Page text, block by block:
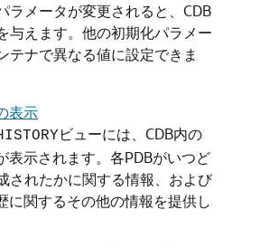
ラメータが変更されると、CDB
与えます。他の初期化パラメー
テナで異なる値に設定できま
表示
ビューには、CDB内の
表示されます。各PDBがいつど
されたかに関する情報、および
に関するその他の情報を提供し